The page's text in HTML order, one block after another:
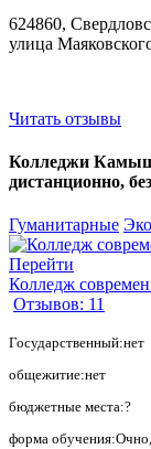
624860,
улица
Читать отзывы
Колледжи
дистанционно,
Гуманитарные
Перейти
Колледж
Отзывов: 11
Государственный:нет
общежитие:нет
бюджетные места:?
форма